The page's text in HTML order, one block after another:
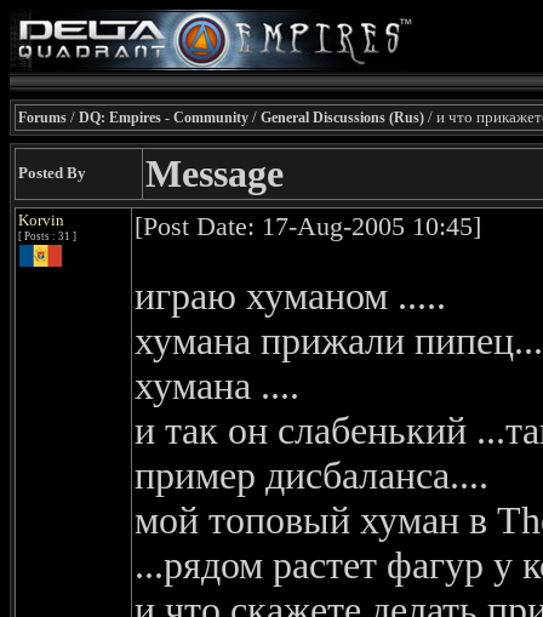
Forums / DQ: Empires - Community / General Discussions (Rus) / и что
Posted By Message
Korvin
[ Posts : 31 ] [Post Date: 17-Aug-2005 10:45]
играю хуманом .....
хумана прижали
хумана ....
и так он слабенький
пример дисбаланса....
мой топовый хуман в
...рядом растет фагур